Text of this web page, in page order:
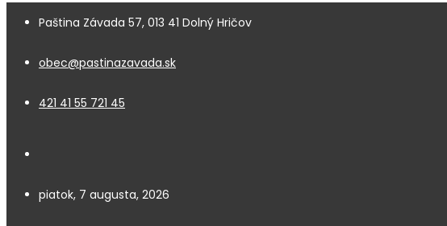
Paština Závada 57, 013 41 Dolný Hričov
obec@pastinazavada.sk
421 41 55 721 45
piatok, 7 augusta, 2026